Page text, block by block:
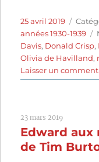
Publié
le
25 avril 2019
années 1930-1939
Davis, Donald Crisp,
Olivia de Havilland,
Laisser un
23 mars 2019
Edward aux
de Tim